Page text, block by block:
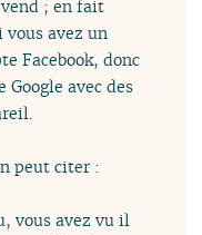
; en fait
vous avez un
Facebook, donc
Google avec des
peut citer :
vous avez vu il